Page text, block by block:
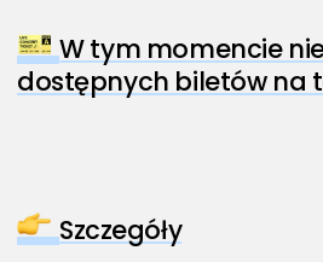
W tym momencie
dostępnych biletów na
Szczegóły